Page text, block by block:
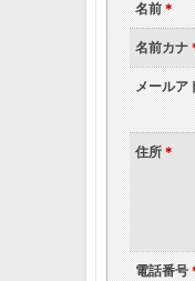
名前＊
名前カナ
メールア
住所＊
電話番号